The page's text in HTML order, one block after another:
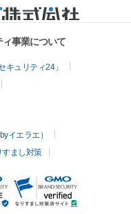
事業について
キュリティ24」
イエラエ）
すまし対策